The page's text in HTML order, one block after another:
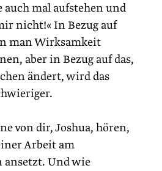
auch mal aufstehen und
nicht!« In Bezug auf
man Wirksamkeit
aber in Bezug auf das,
ändert, wird das
von dir, Joshua, hören,
Arbeit am
Und wie